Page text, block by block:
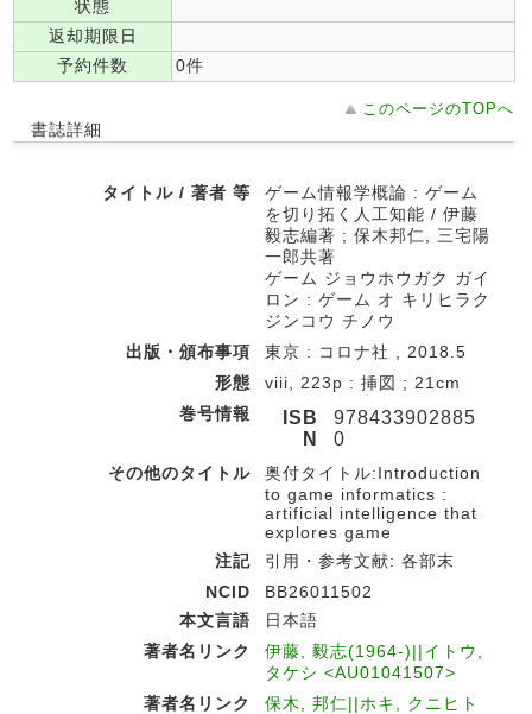
状態
返却期限日
予約件数
0件
このページのTOPへ
書誌詳細
タイトル / 著者 等
ゲーム情報学概論 : ゲーム
を切り拓く人工知能 / 伊藤
毅志編著 ; 保木邦仁, 三宅陽
一郎共著
ゲーム ジョウホウガク ガイ
ロン : ゲーム オ キリヒラク
ジンコウ チノウ
出版・頒布事項
東京 : コロナ社 , 2018.5
形態
viii, 223p : 挿図 ; 21cm
巻号情報
ISB
N
978433902885
0
その他のタイトル
奥付タイトル:Introduction
to game informatics :
artificial intelligence that
explores game
注記
引用・参考文献: 各部末
NCID
BB26011502
本文言語
日本語
著者名リンク
伊藤, 毅志(1964-)||イトウ,
タケシ <AU01041507>
著者名リンク
保木, 邦仁||ホキ, クニヒト